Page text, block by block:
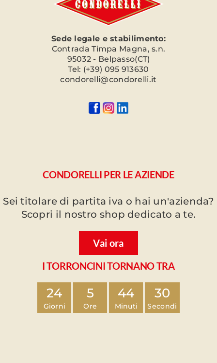
Sede legale e stabilimento:
Contrada Timpa Magna, s.n.
95032 - Belpasso(CT)
Tel: (+39) 095 913630
condorelli@condorelli.it
CONDORELLI PER LE AZIENDE
Sei titolare di partita iva o hai un'azienda?
Scopri il nostro shop dedicato a te.
Vai ora
I TORRONCINI TORNANO TRA
24
Giorni
5
Ore
44
Minuti
29
Secondi